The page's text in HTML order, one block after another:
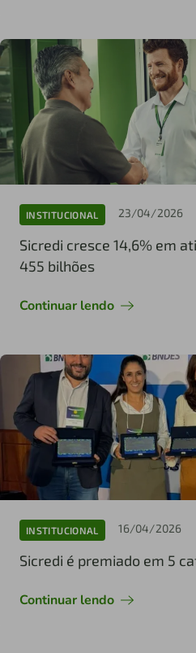
INSTITUCIONAL 23/04/2026
Sicredi cresce 14,6% em
455 bilhões
Continuar lendo
INSTITUCIONAL 16/04/2026
Sicredi é premiado em 5
Continuar lendo